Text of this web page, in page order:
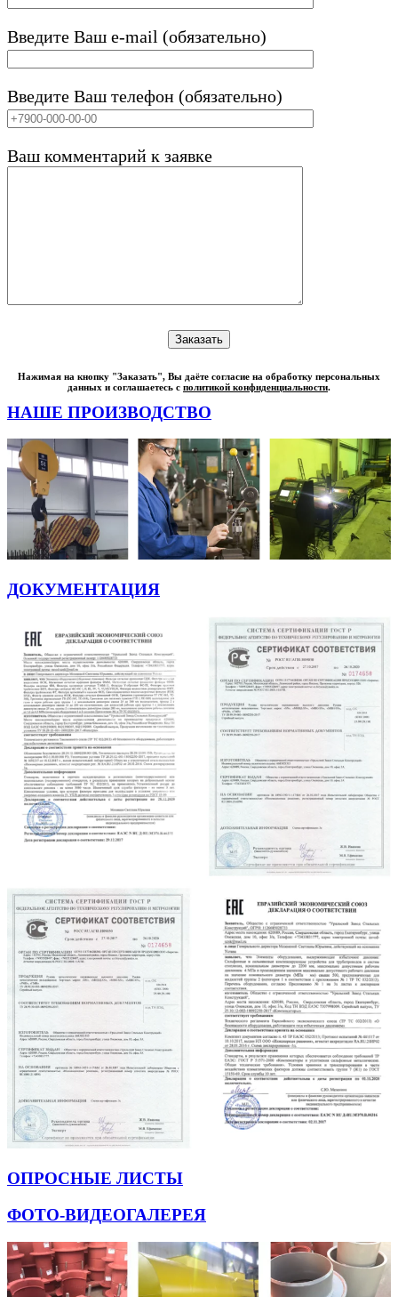
Введите Ваш e-mail (обязательно)
Введите Ваш телефон (обязательно)
Ваш комментарий к заявке
Нажимая на кнопку "Заказать", Вы даёте согласие на обработку персональных
данных и соглашаетесь с политикой конфиденциальности.
НАШЕ ПРОИЗВОДСТВО
ДОКУМЕНТАЦИЯ
ОПРОСНЫЕ ЛИСТЫ
ФОТО-ВИДЕОГАЛЕРЕЯ